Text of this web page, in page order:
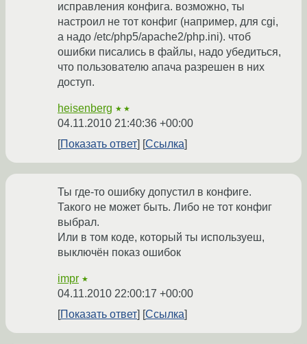
исправления конфига. возможно, ты
настроил не тот конфиг (например, для cgi,
а надо /etc/php5/apache2/php.ini). чтоб
ошибки писались в файлы, надо убедиться,
что пользователю апача разрешен в них
доступ.
heisenberg ★★
04.11.2010 21:40:36 +00:00
Показать ответ
Ссылка
Ты где-то ошибку допустил в конфиге.
Такого не может быть. Либо не тот конфиг
выбрал.
Или в том коде, который ты используеш,
выключён показ ошибок
impr ★
04.11.2010 22:00:17 +00:00
Показать ответ
Ссылка